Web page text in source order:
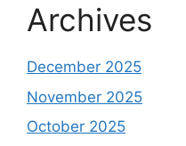
Archives
December 2025
November 2025
October 2025